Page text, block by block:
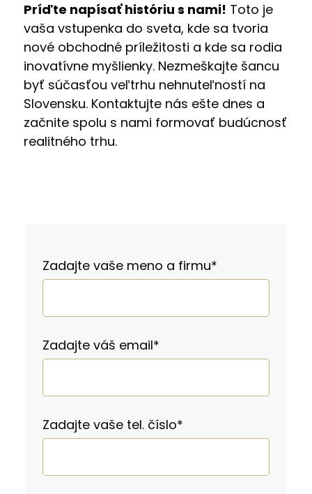
Príďte napísať históriu s nami! Toto je
vaša vstupenka do sveta, kde sa tvoria
nové obchodné príležitosti a kde sa rodia
inovatívne myšlienky. Nezmeškajte šancu
byť súčasťou veľtrhu nehnuteľností na
Slovensku. Kontaktujte nás ešte dnes a
začnite spolu s nami formovať budúcnosť
realitného trhu.
Zadajte vaše meno a firmu*
Zadajte váš email*
Zadajte vaše tel. číslo*